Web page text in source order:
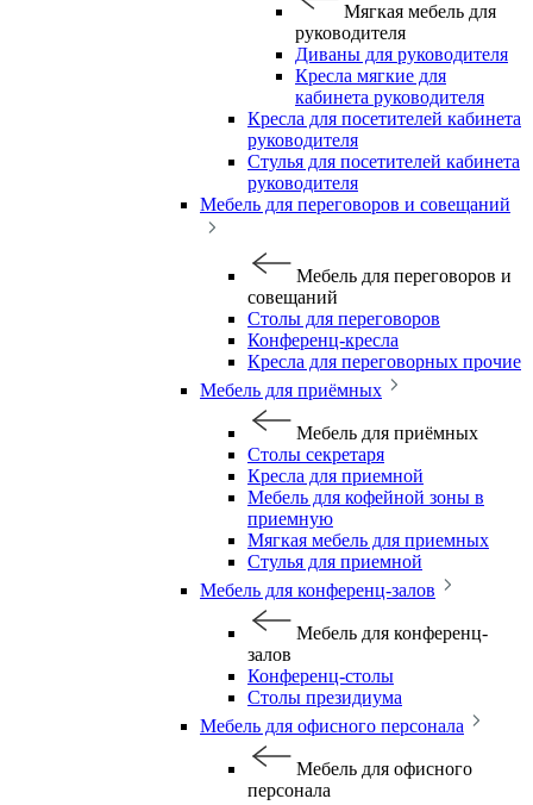
Мягкая мебель для
руководителя
Диваны для руководителя
Кресла мягкие для
кабинета руководителя
Кресла для посетителей кабинета
руководителя
Стулья для посетителей кабинета
руководителя
Мебель для переговоров и совещаний
Мебель для переговоров и
совещаний
Столы для переговоров
Конференц-кресла
Кресла для переговорных прочие
Мебель для приёмных
Мебель для приёмных
Столы секретаря
Кресла для приемной
Мебель для кофейной зоны в
приемную
Мягкая мебель для приемных
Стулья для приемной
Мебель для конференц-залов
Мебель для конференц-
залов
Конференц-столы
Столы президиума
Мебель для офисного персонала
Мебель для офисного
персонала